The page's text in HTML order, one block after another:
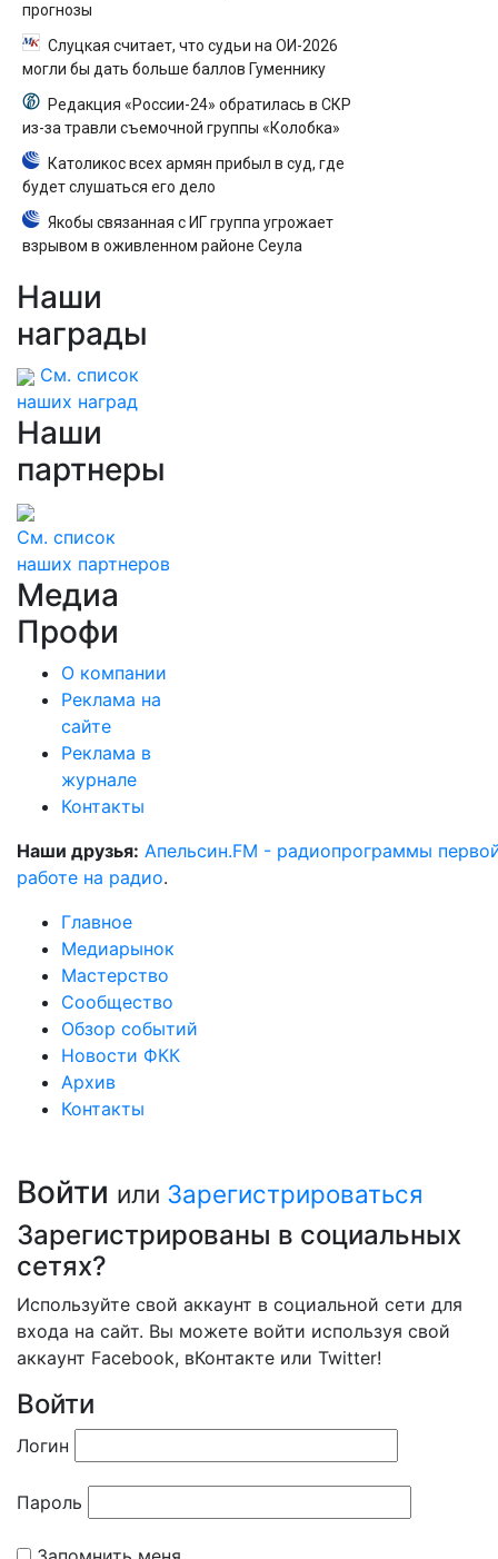
прогнозы
Слуцкая считает, что судьи на ОИ-2026
могли бы дать больше баллов Гуменнику
Редакция «России-24» обратилась в СКР
из-за травли съемочной группы «Колобка»
Католикос всех армян прибыл в суд, где
будет слушаться его дело
Якобы связанная с ИГ группа угрожает
взрывом в оживленном районе Сеула
Наши
награды
См. список
наших наград
Наши
партнеры
См. список
наших партнеров
Медиа
Профи
О компании
Реклама на
сайте
Реклама в
журнале
Контакты
Наши друзья: Апельсин.FM - радиопрограммы
работе на радио.
Главное
Медиарынок
Мастерство
Сообщество
Обзор событий
Новости ФКК
Архив
Контакты
Войти или Зарегистрироваться
Зарегистрированы в социальных
сетях?
Используйте свой аккаунт в социальной сети для
входа на сайт. Вы можете войти используя свой
аккаунт Facebook, вКонтакте или Twitter!
Войти
Логин
Пароль